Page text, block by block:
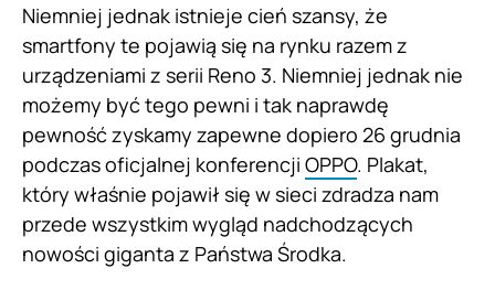
Niemniej jednak istnieje cień szansy, że
smartfony te pojawią się na rynku razem z
urządzeniami z serii Reno 3. Niemniej jednak nie
możemy być tego pewni i tak naprawdę
pewność zyskamy zapewne dopiero 26 grudnia
podczas oficjalnej konferencji OPPO. Plakat,
który właśnie pojawił się w sieci zdradza nam
przede wszystkim wygląd nadchodzących
nowości giganta z Państwa Środka.